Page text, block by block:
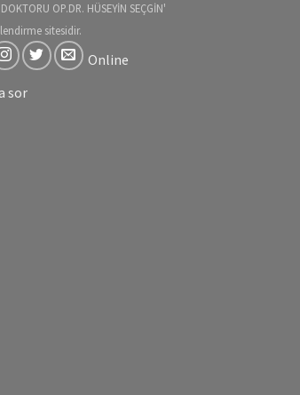
OP.DR. HÜSEYİN SEÇGİN'
sitesidir.
Online
sor